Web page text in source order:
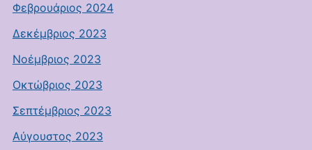
Φεβρουάριος 2024
Δεκέμβριος 2023
Νοέμβριος 2023
Οκτώβριος 2023
Σεπτέμβριος 2023
Αύγουστος 2023